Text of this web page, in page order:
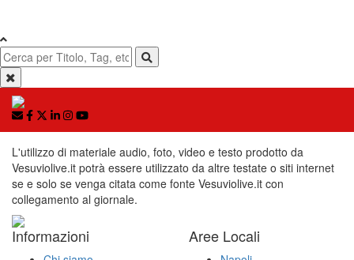
L'utilizzo di materiale audio, foto, video e testo prodotto da
Vesuviolive.it potrà essere utilizzato da altre testate o siti internet
se e solo se venga citata come fonte Vesuviolive.it con
collegamento al giornale.
Informazioni Aree Locali